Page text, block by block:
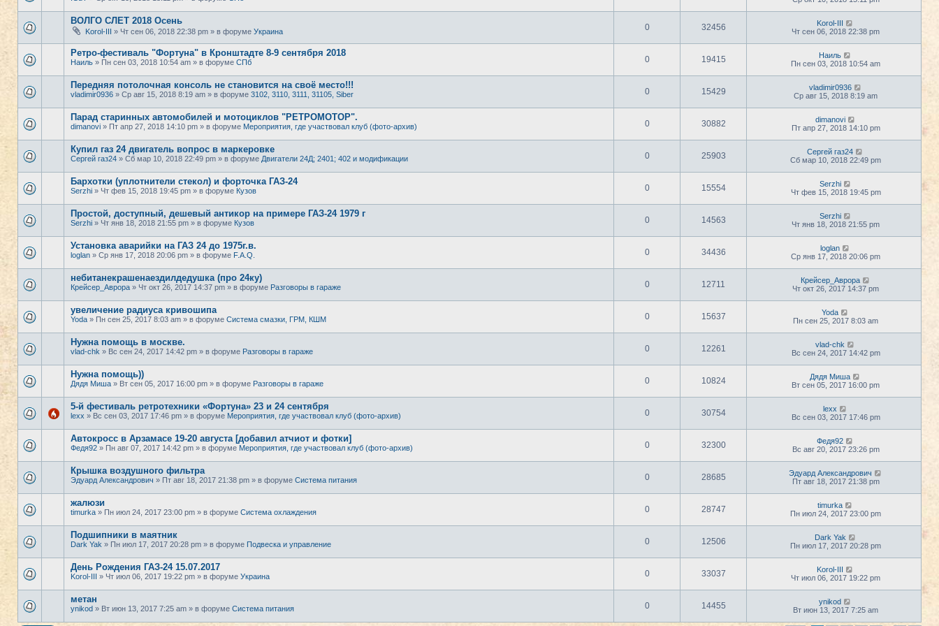
ВОЛГО СЛЕТ 2018 Осень
Korol-III » Чт сен 06, 2018 22:38 pm » в форуме Украина 0 32456
Korol-III
Чт сен 06, 2018 22:38 pm
Ретро-фестиваль "Фортуна" в Кронштадте 8-9 сентября 2018
Наиль » Пн сен 03, 2018 10:54 am » в форуме СПб 0 19415
Наиль
Пн сен 03, 2018 10:54 am
Передняя потолочная консоль не становится на своё место!!!
vladimir0936 » Ср авг 15, 2018 8:19 am » в форуме 3102, 3110, 3111, 31105, Siber 0 15429
vladimir0936
Ср авг 15, 2018 8:19 am
Парад старинных автомобилей и мотоциклов "РЕТРОМОТОР".
dimanovi » Пт апр 27, 2018 14:10 pm » в форуме Мероприятия, где участвовал клуб (фото-архив) 0 30882
dimanovi
Пт апр 27, 2018 14:10 pm
Купил газ 24 двигатель вопрос в маркеровке
Сергей газ24 » Сб мар 10, 2018 22:49 pm » в форуме Двигатели 24Д; 2401; 402 и модификации 0 25903
Сергей газ24
Сб мар 10, 2018 22:49 pm
Бархотки (уплотнители стекол) и форточка ГАЗ-24
Serzhi » Чт фев 15, 2018 19:45 pm » в форуме Кузов 0 15554
Serzhi
Чт фев 15, 2018 19:45 pm
Простой, доступный, дешевый антикор на примере ГАЗ-24 1979 г
Serzhi » Чт янв 18, 2018 21:55 pm » в форуме Кузов 0 14563
Serzhi
Чт янв 18, 2018 21:55 pm
Установка аварийки на ГАЗ 24 до 1975г.в.
loglan » Ср янв 17, 2018 20:06 pm » в форуме F.A.Q. 0 34436
loglan
Ср янв 17, 2018 20:06 pm
небитанекрашенаездилдедушка (про 24ку)
Крейсер_Аврора » Чт окт 26, 2017 14:37 pm » в форуме Разговоры в гараже 0 12711
Крейсер_Аврора
Чт окт 26, 2017 14:37 pm
увеличение радиуса кривошипа
Yoda » Пн сен 25, 2017 8:03 am » в форуме Система смазки, ГРМ, КШМ 0 15637
Yoda
Пн сен 25, 2017 8:03 am
Нужна помощь в москве.
vlad-chk » Вс сен 24, 2017 14:42 pm » в форуме Разговоры в гараже 0 12261
vlad-chk
Вс сен 24, 2017 14:42 pm
Нужна помощь))
Дядя Миша » Вт сен 05, 2017 16:00 pm » в форуме Разговоры в гараже 0 10824
Дядя Миша
Вт сен 05, 2017 16:00 pm
5-й фестиваль ретротехники «Фортуна» 23 и 24 сентября
lexx » Вс сен 03, 2017 17:46 pm » в форуме Мероприятия, где участвовал клуб (фото-архив) 0 30754
lexx
Вс сен 03, 2017 17:46 pm
Автокросс в Арзамасе 19-20 августа [добавил атчиот и фотки]
Федя92 » Пн авг 07, 2017 14:42 pm » в форуме Мероприятия, где участвовал клуб (фото-архив) 0 32300
Федя92
Вс авг 20, 2017 23:26 pm
Крышка воздушного фильтра
Эдуард Александрович » Пт авг 18, 2017 21:38 pm » в форуме Система питания 0 28685
Эдуард Александрович
Пт авг 18, 2017 21:38 pm
жалюзи
timurka » Пн июл 24, 2017 23:00 pm » в форуме Система охлаждения 0 28747
timurka
Пн июл 24, 2017 23:00 pm
Подшипники в маятник
Dark Yak » Пн июл 17, 2017 20:28 pm » в форуме Подвеска и управление 0 12506
Dark Yak
Пн июл 17, 2017 20:28 pm
День Рождения ГАЗ-24 15.07.2017
Korol-III » Чт июл 06, 2017 19:22 pm » в форуме Украина 0 33037
Korol-III
Чт июл 06, 2017 19:22 pm
метан
ynikod » Вт июн 13, 2017 7:25 am » в форуме Система питания 0 14455
ynikod
Вт июн 13, 2017 7:25 am